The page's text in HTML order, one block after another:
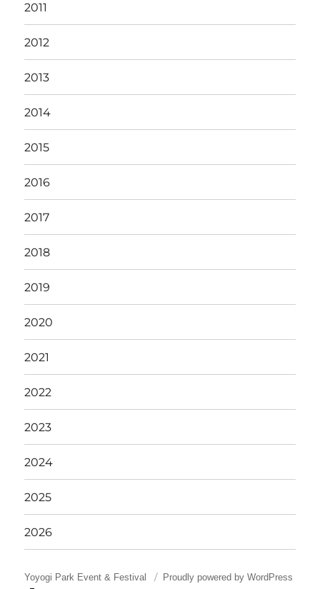
2011
2012
2013
2014
2015
2016
2017
2018
2019
2020
2021
2022
2023
2024
2025
2026
Yoyogi Park Event & Festival Proudly powered by WordPress